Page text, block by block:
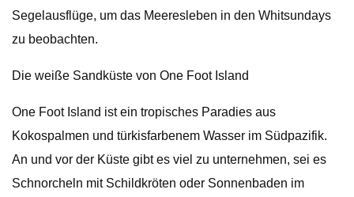
Segelausflüge, um das Meeresleben in den Whitsundays
zu beobachten.
Die weiße Sandküste von One Foot Island
One Foot Island ist ein tropisches Paradies aus
Kokospalmen und türkisfarbenem Wasser im Südpazifik.
An und vor der Küste gibt es viel zu unternehmen, sei es
Schnorcheln mit Schildkröten oder Sonnenbaden im